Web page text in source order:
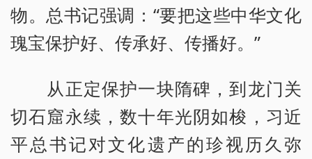
物。总书记强调：“要把这些中华文化
瑰宝保护好、传承好、传播好。”
从正定保护一块隋碑，到龙门关
切石窟永续，数十年光阴如梭，习近
平总书记对文化遗产的珍视历久弥